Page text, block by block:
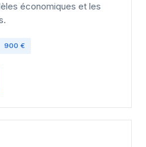
économiques et les
900 €